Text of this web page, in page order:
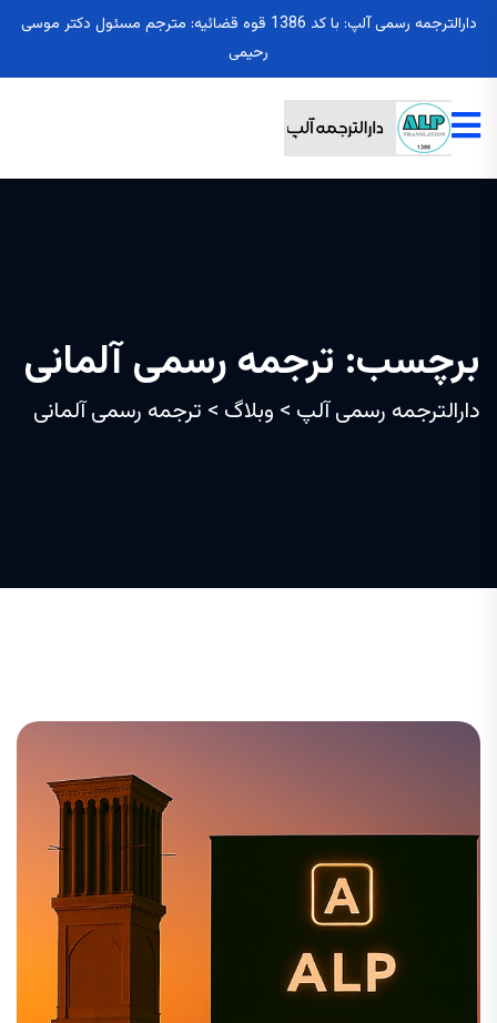
دارالترجمه رسمی آلپ: با کد 1386 قوه قضائیه: مترجم مسئول دکتر موسی
رحیمی
برچسب: ترجمه رسمی آلمانی
دارالترجمه رسمی آلپ > وبلاگ > ترجمه رسمی آلمانی